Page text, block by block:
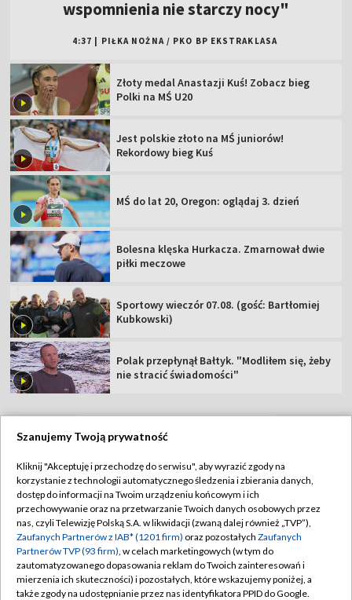
wspomnienia nie starczy nocy"
4:37 PIŁKA NOŻNA / PKO BP EKSTRAKLASA
Złoty medal Anastazji Kuś! Zobacz bieg
Polki na MŚ U20
Jest polskie złoto na MŚ juniorów!
Rekordowy bieg Kuś
MŚ do lat 20, Oregon: oglądaj 3. dzień
Bolesna klęska Hurkacza. Zmarnował dwie
piłki meczowe
Sportowy wieczór 07.08. (gość: Bartłomiej
Kubkowski)
Polak przepłynął Bałtyk. "Modliłem się, żeby
nie stracić świadomości"
Abonament TVP
Sklep TVP
Biuro Reklamy
Oferta Handlowa
Telegazeta ogłoszenia
Regulamin TVP
Polityka prywatności
Moje zgody
Biuro reklamy
Kontakt
Szanujemy Twoją prywatność
Kliknij "Akceptuję i przechodzę do serwisu", aby wyrazić zgody na
korzystanie z technologii automatycznego śledzenia i zbierania danych,
dostęp do informacji na Twoim urządzeniu końcowym i ich
przechowywanie oraz na przetwarzanie Twoich danych osobowych przez
nas, czyli Telewizję Polską S.A. w likwidacji (zwaną dalej również „TVP”),
Zaufanych Partnerów z IAB* (1201 firm) oraz pozostałych Zaufanych
Partnerów TVP (93 firm), w celach marketingowych (w tym do
zautomatyzowanego dopasowania reklam do Twoich zainteresowań i
mierzenia ich skuteczności) i pozostałych, które wskazujemy poniżej, a
także zgody na udostępnianie przez nas identyfikatora PPID do Google.